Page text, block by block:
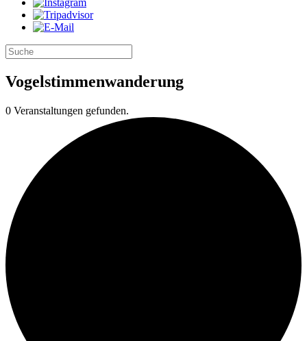
Vogelstimmenwanderung
0 Veranstaltungen gefunden.